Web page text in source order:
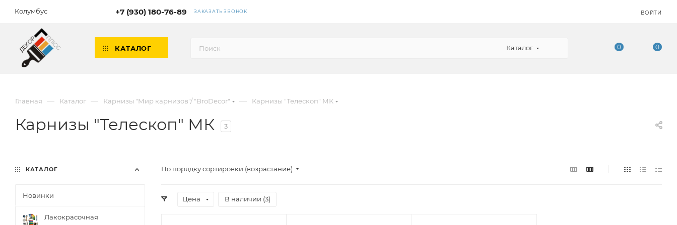
Колумбус +7 (930) 180-76-89 ЗАКАЗАТЬ ЗВОНОК ВОЙТИ
КАТАЛОГ Каталог 0 0
Главная — Каталог — Карнизы "Мир карнизов"/ "BroDecor" — Карнизы "Телескоп" МК
Карнизы "Телескоп" МК 3
По порядку сортировки (возрастание)
Цена В наличии (3)
КАТАЛОГ
Новинки
Лакокрасочная